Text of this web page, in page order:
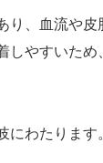
り、血流や皮
しやすいた
わたります